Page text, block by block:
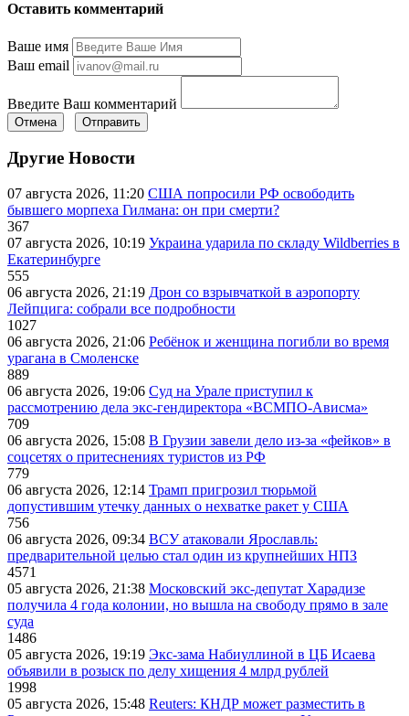
Оставить комментарий
Ваше имя
Ваш email
Введите Ваш комментарий
Отмена Отправить
Другие Новости
07 августа 2026, 11:20 США попросили РФ освободить
бывшего морпеха Гилмана: он при смерти?
367
07 августа 2026, 10:19 Украина ударила по складу Wildberries в
Екатеринбурге
555
06 августа 2026, 21:19 Дрон со взрывчаткой в аэропорту
Лейпцига: собрали все подробности
1027
06 августа 2026, 21:06 Ребёнок и женщина погибли во время
урагана в Смоленске
889
06 августа 2026, 19:06 Суд на Урале приступил к
рассмотрению дела экс-гендиректора «ВСМПО-Ависма»
709
06 августа 2026, 15:08 В Грузии завели дело из-за «фейков» в
соцсетях о притеснениях туристов из РФ
779
06 августа 2026, 12:14 Трамп пригрозил тюрьмой
допустившим утечку данных о нехватке ракет у США
756
06 августа 2026, 09:34 ВСУ атаковали Ярославль:
предварительной целью стал один из крупнейших НПЗ
4571
05 августа 2026, 21:38 Московский экс-депутат Харадизе
получила 4 года колонии, но вышла на свободу прямо в зале
суда
1486
05 августа 2026, 19:19 Экс-зама Набиуллиной в ЦБ Исаева
объявили в розыск по делу хищения 4 млрд рублей
1998
05 августа 2026, 15:48 Reuters: КНДР может разместить в